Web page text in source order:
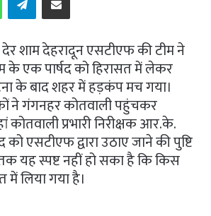
शाम देहरादून एसटीएफ की टीम ने
एक पार्षद को हिरासत में लेकर
के बाद शहर में हड़कंप मच गया।
ने गंगनहर कोतवाली पहुंचकर
कोतवाली प्रभारी निरीक्षक आर.के.
को एसटीएफ द्वारा उठाए जाने की पुष्टि
यह स्पष्ट नहीं हो सका है कि किस
लिया गया है।